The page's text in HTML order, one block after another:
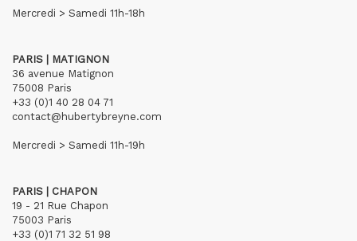
Mercredi > Samedi 11h-18h
PARIS | MATIGNON
36 avenue Matignon
75008 Paris
+33 (0)1 40 28 04 71
contact@hubertybreyne.com
Mercredi > Samedi 11h-19h
PARIS | CHAPON
19 - 21 Rue Chapon
75003 Paris
+33 (0)1 71 32 51 98